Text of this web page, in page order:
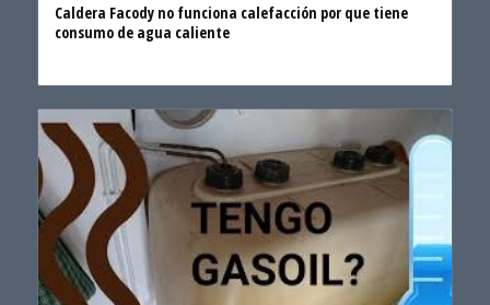
Caldera Facody no funciona calefacción por que tiene
consumo de agua caliente